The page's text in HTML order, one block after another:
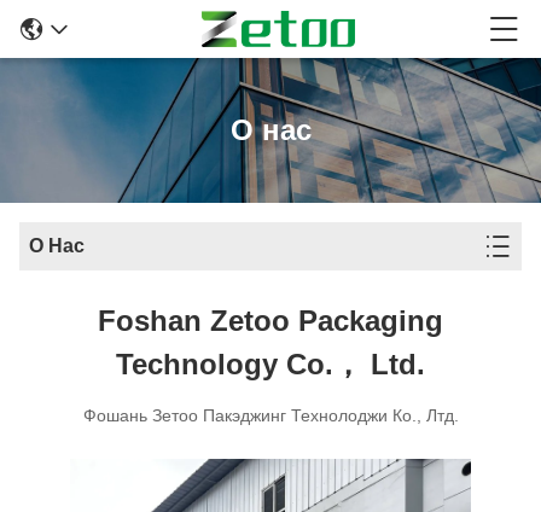
О нас
О Нас
Foshan Zetoo Packaging
Technology Co.， Ltd.
Фошань Зетоо Пакэджинг Технолоджи Ко., Лтд.